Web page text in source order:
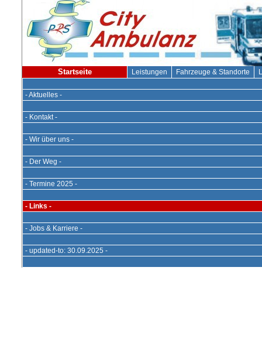
Startseite Leistungen Fahrzeuge & Standorte
- Aktuelles -
- Kontakt -
- Wir über uns -
- Der Weg -
- Termine 2025 -
- Links -
- Jobs & Karriere -
- updated-to: 30.09.2025 -